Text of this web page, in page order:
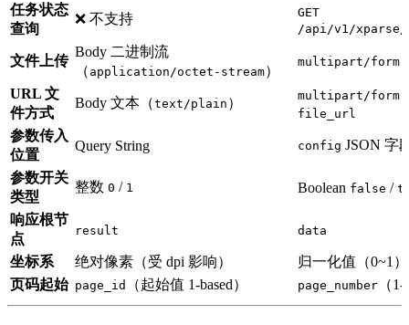
任务状态
查询
❌ 不支持
GET
/api/v1/
文件上传
Body 二进制流
（ application/octet-stream）
multipart/form-
URL 文
件方式
Body 文本（text/plain ）
multipart/form-
file_url
参数传入
位置
Query String config JSON 字
参数开关
类型
整数 0 / 1 Boolean false /
响应根节
点
result data
坐标系 绝对像素（受 dpi 影响）
归一化值（0~1）
页码起始 page_id （起始值 1-based） page_number （